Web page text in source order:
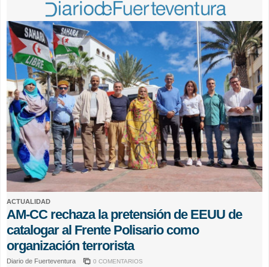
ACTUALIDAD
AM-CC rechaza la pretensión de EEUU de
catalogar al Frente Polisario como
organización terrorista
Diario de Fuerteventura 0 COMENTARIOS